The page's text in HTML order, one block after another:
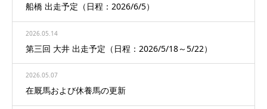
船橋 出走予定（日程：2026/6/5）
2026.05.14
第三回 大井 出走予定（日程：2026/5/18～5/22）
2026.05.07
在厩馬および休養馬の更新